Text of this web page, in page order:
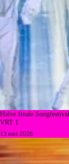
Halve finale
VRT 1
13 mei 2026